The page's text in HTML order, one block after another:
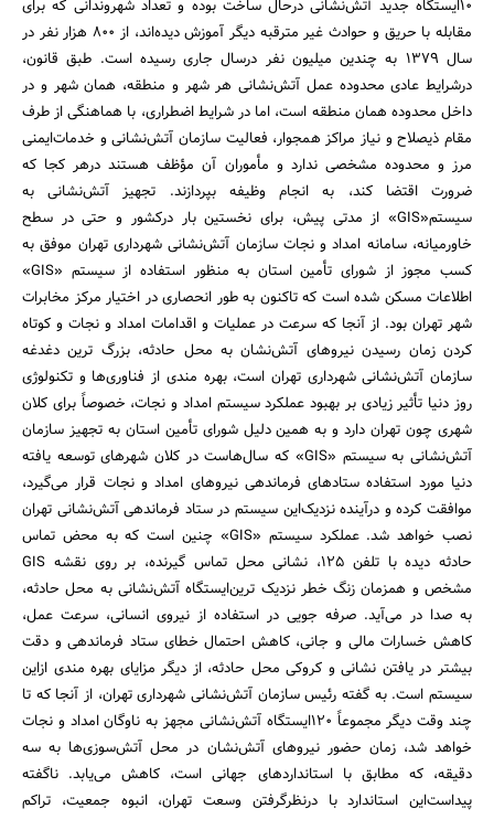
10‌ایستگاه جدید آتش‌نشانی درحال ساخت بوده و تعداد شهروندانی که برای
مقابله با حریق و حوادث غیر مترقبه دیگر آموزش دیده‌اند، ‌از 800 هزار نفر در
سال 1379 به چندین میلیون نفر درسال جاری رسیده است. طبق قانون،
درشرایط عادی محدوده عمل آتش‌نشانی هر شهر و منطقه، همان شهر و در
داخل محدوده همان منطقه است، ‌اما در شرایط اضطراری، با هماهنگی از طرف
مقام ذیصلاح و نیاز مراکز همجوار، فعالیت سازمان آتش‌نشانی و خدمات‌ایمنی
مرز و محدوده مشخصی ندارد و مأموران آن مؤظف هستند درهر کجا که
ضرورت اقتضا کند، به انجام وظیفه بپردازند. تجهیز آتش‌نشانی به
سیستم«GIS» از مدتی پیش، ‌برای نخستین بار درکشور و حتی در سطح
خاورمیانه، سامانه امداد و نجات سازمان آتش‌نشانی شهرداری تهران موفق به
کسب مجوز از شورای تأمین استان به منظور استفاده از سیستم «GIS»
اطلاعات مسکن شده است که تاکنون به طور انحصاری در اختیار مرکز مخابرات
شهر تهران بود. از آنجا که سرعت در عملیات و اقدامات امداد و نجات و کوتاه
کردن زمان رسیدن نیروهای آتش‌نشان به محل حادثه، بزرگ ترین دغدغه
سازمان آتش‌نشانی شهرداری تهران است، بهره مندی از فناوری‌ها و تکنولوژی
روز دنیا تأثیر زیادی بر بهبود عملکرد سیستم امداد و نجات، خصوصاً برای کلان
شهری چون تهران دارد و به همین دلیل شورای تأمین استان به تجهیز سازمان
آتش‌نشانی به سیستم «GIS» که سال‌هاست در کلان شهرهای توسعه یافته
دنیا مورد استفاده ستادهای فرماندهی نیروهای امداد و نجات قرار می‌گیرد،
‌موافقت کرده و درآینده نزدیک‌این سیستم در ستاد فرماندهی آتش‌نشانی تهران
نصب خواهد شد. عملکرد سیستم «GIS» چنین است که به محض تماس
حادثه دیده با تلفن 125، ‌نشانی محل تماس گیرنده، ‌بر روی نقشه GIS
مشخص و همزمان زنگ خطر نزدیک ترین‌ایستگاه آتش‌نشانی به محل حادثه،
به صدا در می‌آید. صرفه جویی در استفاده از نیروی انسانی، ‌سرعت عمل،
‌کاهش خسارات مالی و جانی، ‌کاهش احتمال خطای ستاد فرماندهی و دقت
بیشتر در یافتن نشانی و کروکی محل حادثه، ‌از دیگر مزایای بهره مندی از‌این
سیستم است. به گفته رئیس سازمان آتش‌نشانی شهرداری تهران، از آنجا که تا
چند وقت دیگر مجموعاً 120‌ایستگاه آتش‌نشانی مجهز به ناوگان امداد و نجات
خواهد شد، ‌زمان حضور نیروهای آتش‌نشان در محل آتش‌سوزی‌ها به سه
دقیقه، ‌که مطابق با استانداردهای جهانی است، کاهش می‌یابد. ناگفته
پیداست‌این استاندارد با درنظرگرفتن وسعت تهران، انبوه جمعیت، تراکم